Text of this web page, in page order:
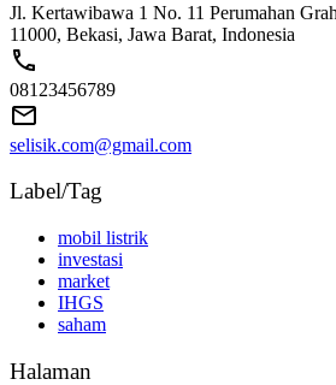
Jl. Kertawibawa 1 No. 11 Perumahan
11000, Bekasi, Jawa Barat, Indonesia
08123456789
selisik.com@gmail.com
Label/Tag
mobil listrik
investasi
market
IHGS
saham
Halaman